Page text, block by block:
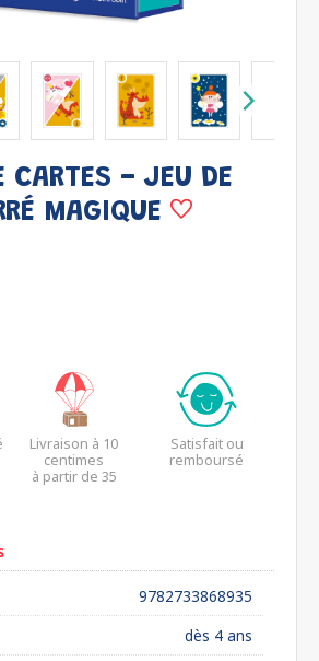
CARTES - JEU DE
MAGIQUE
Livraison à 10
centimes
à partir de 35
Satisfait ou
remboursé
9782733868935
dès 4 ans